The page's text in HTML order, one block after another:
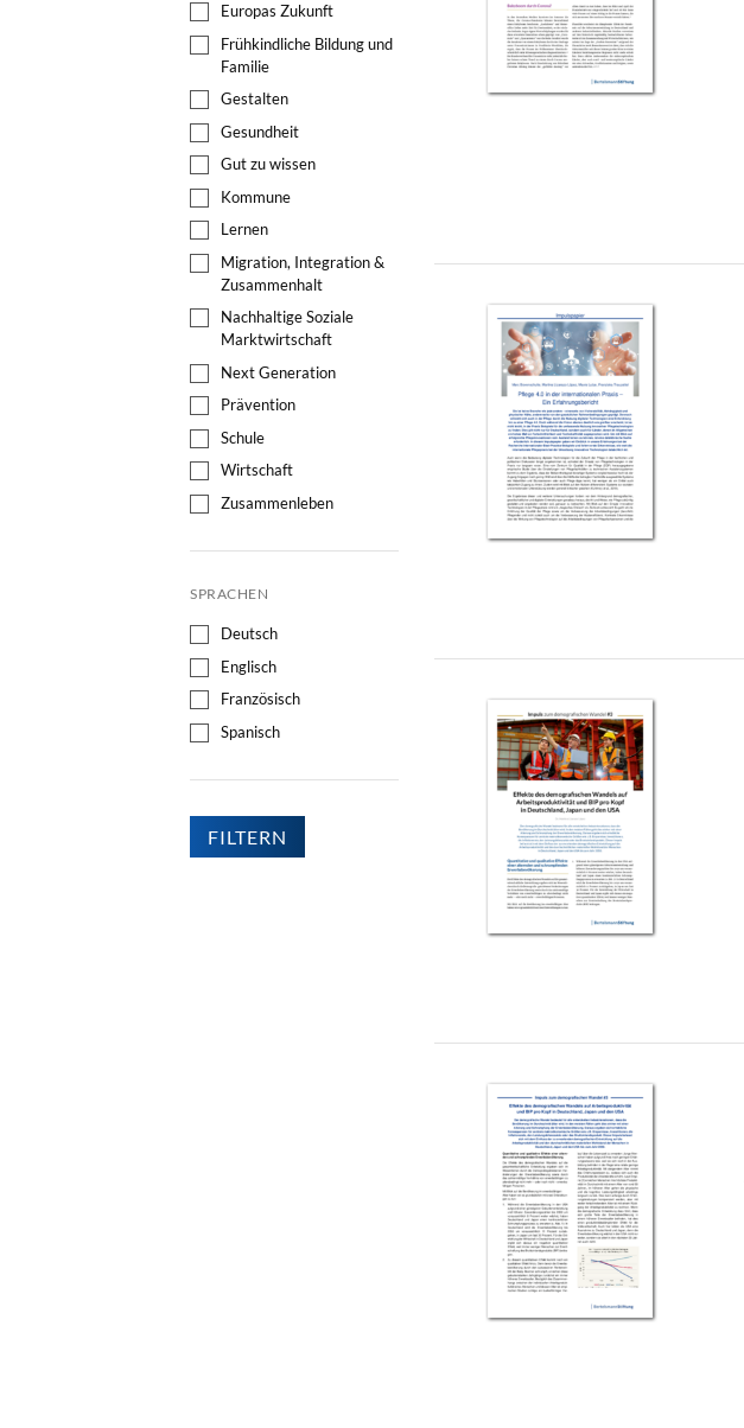
Europas Zukunft
Frühkindliche Bildung und
Familie
Gestalten
Gesundheit
Gut zu wissen
Kommune
Lernen
Migration, Integration &
Zusammenhalt
Nachhaltige Soziale
Marktwirtschaft
Next Generation
Prävention
Schule
Wirtschaft
Zusammenleben
SPRACHEN
Deutsch
Englisch
Französisch
Spanisch
FILTERN